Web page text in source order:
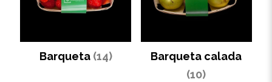
Barqueta (14)
Barqueta calada
(10)